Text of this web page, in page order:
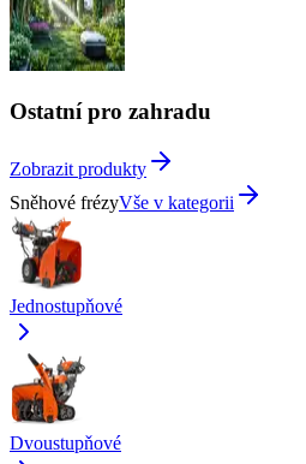
Ostatní pro zahradu
Zobrazit produkty
Sněhové frézyVše v kategorii
Jednostupňové
Dvoustupňové